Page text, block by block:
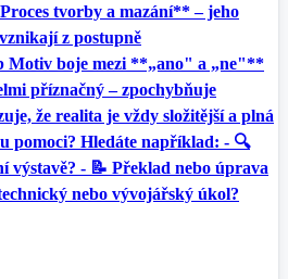
tvorby a mazání** – jeho
z postupně
Motiv boje mezi **„ano" a „ne"**
příznačný – zpochybňuje
že realita je vždy složitější a plná
pomoci? Hledáte například: - 🔍
výstavě? - 📝 Překlad nebo úprava
nebo vývojářský úkol?